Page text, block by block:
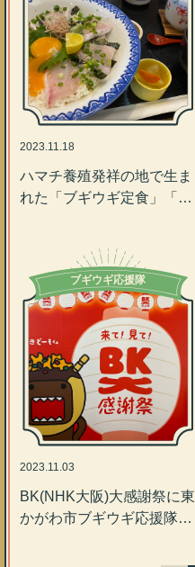
2023.11.18
ハマチ養殖発祥の地で生ま
れた「ブギウギ定食」「ブ
ブギウギ応援隊
2023.11.03
BK(NHK大阪)大感謝祭に東
かがわ市ブギウギ応援隊が